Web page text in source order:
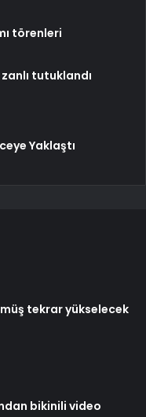
törenleri
tutuklandı
Yaklaştı
tekrar yükselecek
bikinili video